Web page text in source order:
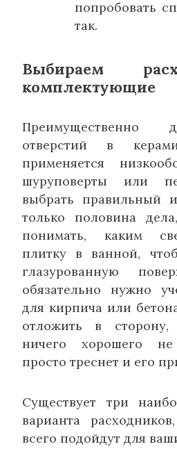
попробовать
так.
Выбираем
комплектующие
Преимущественно
отверстий в
применяется
шуруповерты или
выбрать правильный
только половина
понимать, каким
плитку в ванной,
глазурованную
обязательно нужно
для кирпича или
отложить в
ничего хорошего
просто треснет и его
Существует три
варианта
всего подойдут для